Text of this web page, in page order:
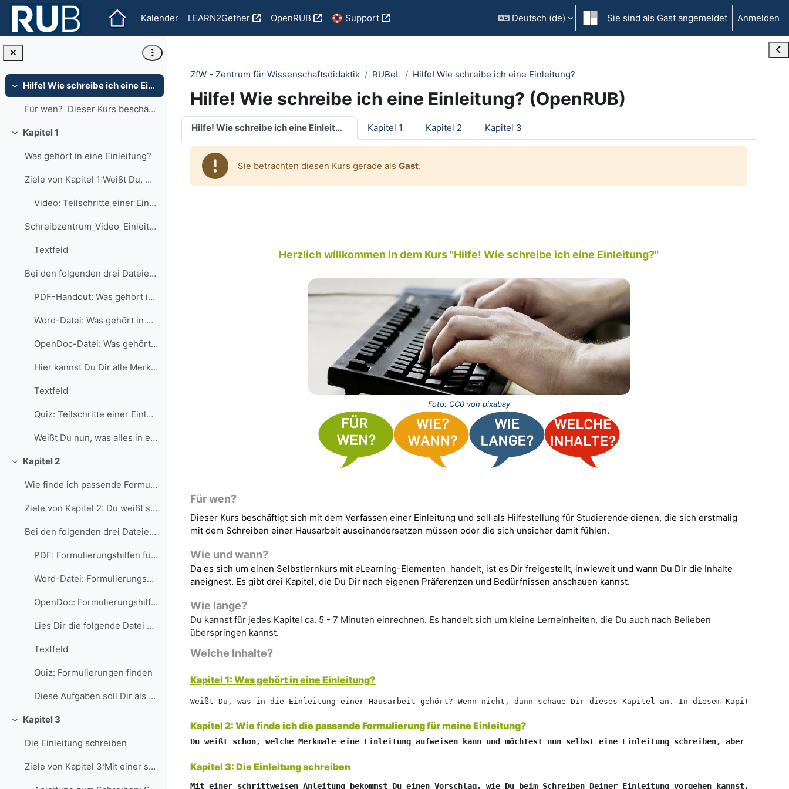
Zum Hauptinhalt
Kalender
LEARN2Gether OpenRUB 🛟 Support Deutsch ‎(de)‎ Sie sind als Gast angemeldet Anmelden
Einklappen Hilfe! Wie schreibe ich eine Einleitung?
Für wen? Dieser Kurs beschäftigt s...
Einklappen
Kapitel 1
Was gehört in eine Einleitung?
Ziele von Kapitel 1:Weißt Du, was in die Einleit...
Video: Teilschritte einer EinleitungIn diesem Vide...
Schreibzentrum_Video_Einleitung_Teilschritte.mp4Te...
Textfeld
Bei den folgenden drei Dateien handelt es sich um ...
PDF-Handout: Was gehört in eine Einleitung?
Word-Datei: Was gehört in die Einleitung?
OpenDoc-Datei: Was gehört in die Einleitung?
Hier kannst Du Dir alle Merkmale aus dem Video noc...
Textfeld
Quiz: Teilschritte einer Einleitung
Weißt Du nun, was alles in eine Einleitung hinein ...
Einklappen
Kapitel 2
Wie finde ich passende Formulierungen für meine E...
Ziele von Kapitel 2: Du weißt schon, was eine Einl...
Bei den folgenden drei Dateien handelt es sich u...
PDF: Formulierungshilfen für die Einleitung
Word-Datei: Formulierungshilfen für die Einleitung
OpenDoc: Formulierungshilfen für die Einleitung
Lies Dir die folgende Datei über mögliche Formul...
Textfeld
Quiz: Formulierungen finden
Diese Aufgaben soll Dir als Anregung dienen, sel...
Einklappen
Kapitel 3
Die Einleitung schreiben
Ziele von Kapitel 3:Mit einer schrittweisen Anleit...
ZfW - Zentrum für Wissenschaftsdidaktik RUBeL Hilfe! Wie schreibe ich eine Einleitung?
Hilfe! Wie schreibe ich eine Einleitung? (OpenRUB)
Abschnittsübersicht
Hilfe! Wie schreibe ich eine Einleitung? Kapitel 1 Kapitel 2 Kapitel 3
Sie betrachten diesen Kurs gerade als Gast.
Herzlich willkommen in dem Kurs "Hilfe! Wie schreibe ich eine Einleitung?"
Foto: CC0 von pixabay
Für wen?
Dieser Kurs beschäftigt sich mit dem Verfassen einer Einleitung und soll als Hilfestellung für Studierende dienen, die sich erstmalig
mit dem Schreiben einer Hausarbeit auseinandersetzen müssen oder die sich unsicher damit fühlen.
Wie und wann?
Da es sich um einen Selbstlernkurs mit eLearning-Elementen handelt, ist es Dir freigestellt, inwieweit und wann Du Dir die Inhalte
aneignest. Es gibt drei Kapitel, die Du Dir nach eigenen Präferenzen und Bedürfnissen anschauen kannst.
Wie lange?
Du kannst für jedes Kapitel ca. 5 - 7 Minuten einrechnen. Es handelt sich um kleine Lerneinheiten, die Du auch nach Belieben
überspringen kannst.
Welche Inhalte?
Kapitel 1: Was gehört in eine Einleitung?
Weißt Du, was in die Einleitung einer Hausarbeit gehört? Wenn nicht, dann schaue Dir dieses Kapitel an. In diesem Kapitel
Kapitel 2: Wie finde ich die passende Formulierung für meine Einleitung?
Du weißt schon, welche Merkmale eine Einleitung aufweisen kann und möchtest nun selbst eine Einleitung schreiben, aber Dir
Kapitel 3: Die Einleitung schreiben
Mit einer schrittweisen Anleitung bekommst Du einen Vorschlag, wie Du beim Schreiben Deiner Einleitung vorgehen kannst.